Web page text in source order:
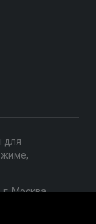
для
Москва,